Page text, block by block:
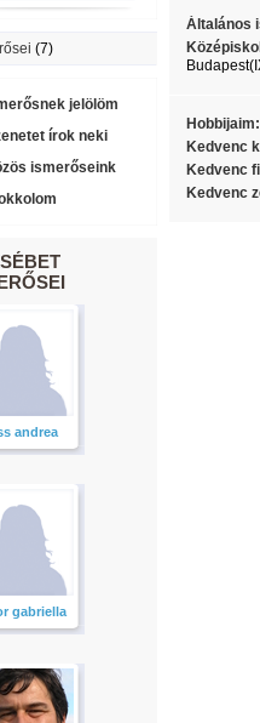
(7)
jelölöm
írok neki
ismerőseink
andrea
gabriella
Általános
Hobbijaim:
Kedvenc
Kedvenc
Kedvenc